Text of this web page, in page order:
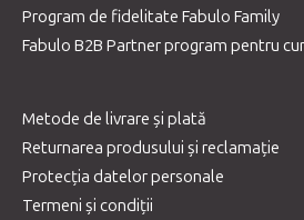
Program de fidelitate Fabulo Family
Fabulo B2B Partner program pentru
Metode de livrare și plată
Returnarea produsului și reclamație
Protecția datelor personale
Termeni și condiții